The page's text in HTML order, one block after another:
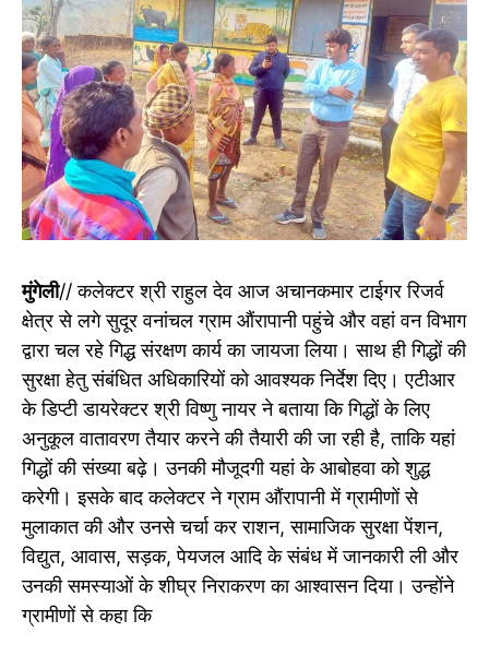
मुंगेली// कलेक्टर श्री राहुल देव आज अचानकमार टाईगर रिजर्व
क्षेत्र से लगे सुदूर वनांचल ग्राम औंरापानी पहुंचे और वहां वन विभाग
द्वारा चल रहे गिद्ध संरक्षण कार्य का जायजा लिया। साथ ही गिद्धों की
सुरक्षा हेतु संबंधित अधिकारियों को आवश्यक निर्देश दिए। एटीआर
के डिप्टी डायरेक्टर श्री विष्णु नायर ने बताया कि गिद्धों के लिए
अनुकूल वातावरण तैयार करने की तैयारी की जा रही है, ताकि यहां
गिद्धों की संख्या बढ़े। उनकी मौजूदगी यहां के आबोहवा को शुद्ध
करेगी। इसके बाद कलेक्टर ने ग्राम औंरापानी में ग्रामीणों से
मुलाकात की और उनसे चर्चा कर राशन, सामाजिक सुरक्षा पेंशन,
विद्युत, आवास, सड़क, पेयजल आदि के संबंध में जानकारी ली और
उनकी समस्याओं के शीघ्र निराकरण का आश्वासन दिया। उन्होंने
ग्रामीणों से कहा कि